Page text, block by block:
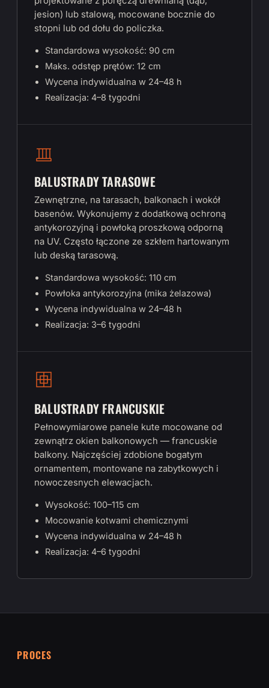
jesion) lub stalową, mocowane bocznie do
stopni lub od dołu do policzka.
Standardowa wysokość: 90 cm
Maks. odstęp prętów: 12 cm
Wycena indywidualna w 24–48 h
Realizacja: 4–8 tygodni
BALUSTRADY TARASOWE
Zewnętrzne, na tarasach, balkonach i wokół
basenów. Wykonujemy z dodatkową ochroną
antykorozyjną i powłoką proszkową odporną
na UV. Często łączone ze szkłem hartowanym
lub deską tarasową.
Standardowa wysokość: 110 cm
Powłoka antykorozyjna (mika żelazowa)
Wycena indywidualna w 24–48 h
Realizacja: 3–6 tygodni
BALUSTRADY FRANCUSKIE
Pełnowymiarowe panele kute mocowane od
zewnątrz okien balkonowych — francuskie
balkony. Najczęściej zdobione bogatym
ornamentem, montowane na zabytkowych i
nowoczesnych elewacjach.
Wysokość: 100–115 cm
Mocowanie kotwami chemicznymi
Wycena indywidualna w 24–48 h
Realizacja: 4–6 tygodni
PROCES